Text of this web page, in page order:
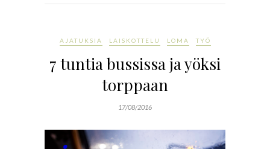
AJATUKSIA LAISKOTTELU LOMA TYÖ
7 tuntia bussissa ja yöksi
torppaan
17/08/2016